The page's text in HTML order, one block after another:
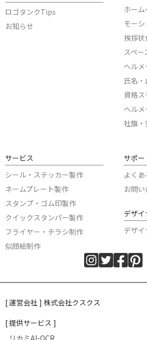
ロゴタンクTips
お知らせ
ホー
モー
挨拶
スペー
ヘル
氏名
資格ス
ヘル
社旗
サービス
シール・ステッカー製作
ネームプレート製作
スタンプ・ゴム印製作
クイックスタンパー製作
フライヤー・チラシ制作
似顔絵制作
サポー
よく
お問
デザ
デザ
[ 運営会社 ] 株式会社クスクス
[ 提供サービス ]